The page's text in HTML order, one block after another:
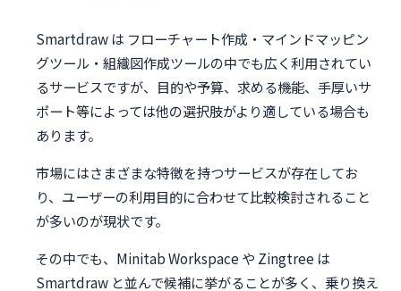
Smartdraw は フローチャート作成・マインドマッピン
グツール・組織図作成ツールの中でも広く利用されてい
るサービスですが、目的や予算、求める機能、手厚いサ
ポート等によっては他の選択肢がより適している場合も
あります。
市場にはさまざまな特徴を持つサービスが存在してお
り、ユーザーの利用目的に合わせて比較検討されること
が多いのが現状です。
その中でも、Minitab Workspace や Zingtree は
Smartdraw と並んで候補に挙がることが多く、乗り換え